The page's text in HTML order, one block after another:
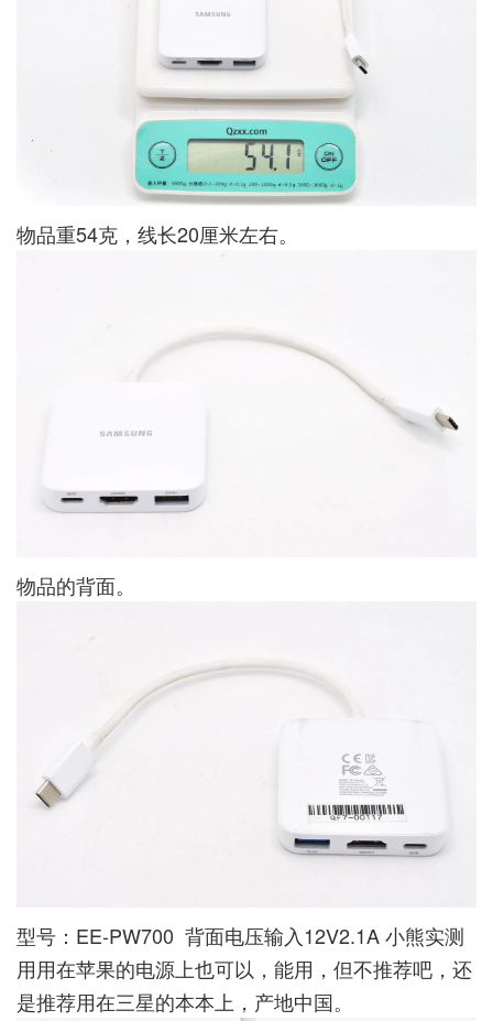
物品重54克，线长20厘米左右。
物品的背面。
型号：EE-PW700 背面电压输入12V2.1A 小熊实测
用用在苹果的电源上也可以，能用，但不推荐吧，还
是推荐用在三星的本本上，产地中国。